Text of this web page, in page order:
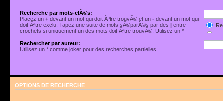
Recherche par mots-clÃ©s:
Placez un+ devant un mot qui doit Ãªtre trouvÃ© et un- devant un mot qui
doit Ãªtre exclu. Tapez une suite de mots sÃ©parÃ©s par des| entre
crochets si uniquement un des mots doit Ãªtre trouvÃ©. Utilisez un *
Rechercher par auteur:
Utilisez un * comme joker pour des recherches partielles.
OPTIONS DE RECHERCHE